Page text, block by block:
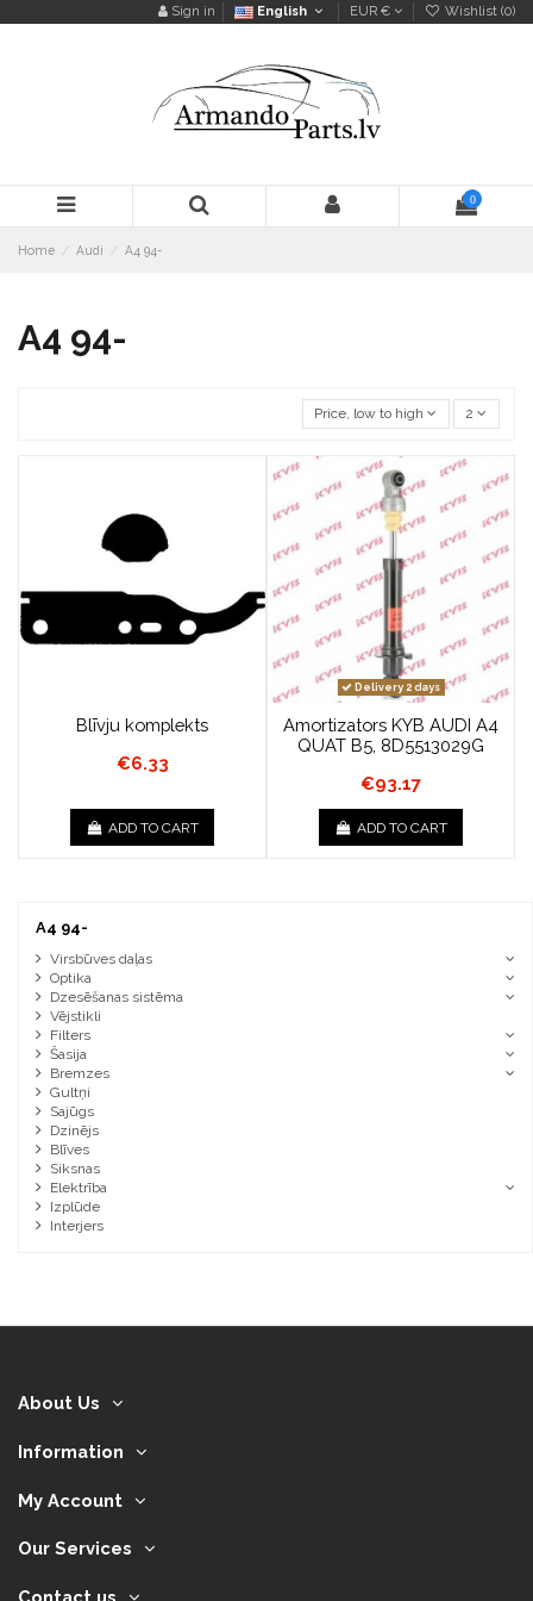
Sign in English EUR € Wishlist (0)
0
Home Audi A4 94-
A4 94-
Price, low to high 2
Blīvju komplekts
€6.33
ADD TO CART
Delivery 2 days
Amortizators KYB AUDI A4
QUAT B5, 8D5513029G
€93.17
ADD TO CART
A4 94-
Virsbūves daļas
Optika
Dzesēšanas sistēma
Vējstikli
Filters
Šasija
Bremzes
Gultņi
Sajūgs
Dzinējs
Blīves
Siksnas
Elektrība
Izplūde
Interjers
About Us
Information
My Account
Our Services